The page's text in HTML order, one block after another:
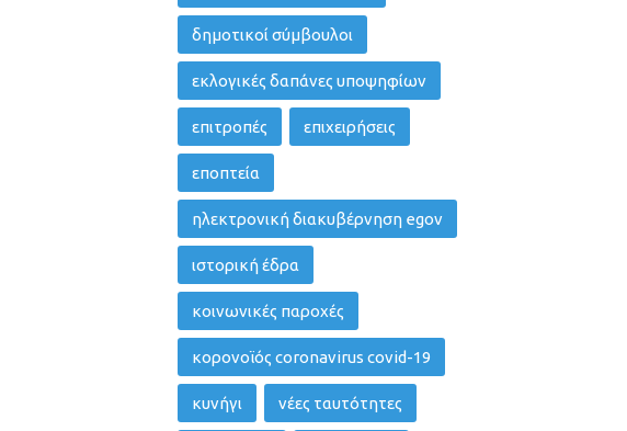
δημοτικοί σύμβουλοι
εκλογικές δαπάνες υποψηφίων
επιτροπές επιχειρήσεις
εποπτεία
ηλεκτρονική διακυβέρνηση egov
ιστορική έδρα
κοινωνικές παροχές
κορονοϊός coronavirus covid-19
κυνήγι νέες ταυτότητες